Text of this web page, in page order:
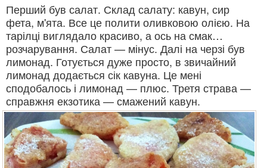
Перший був салат. Склад салату: кавун, сир
фета, м'ята. Все це полити оливковою олією. На
тарілці виглядало красиво, а ось на смак…
розчарування. Салат — мінус. Далі на черзі був
лимонад. Готується дуже просто, в звичайний
лимонад додається сік кавуна. Це мені
сподобалось і лимонад — плюс. Третя страва —
справжня екзотика — смажений кавун.